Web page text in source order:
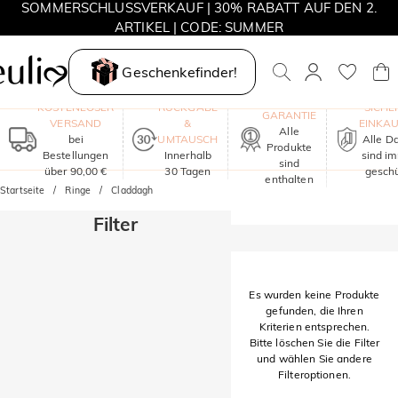
SOMMERSCHLUSSVERKAUF | 30% RABATT AUF DEN 2.
ARTIKEL | CODE: SUMMER
MOVE MY WAY | 3 KAUFEN, HALSKETTE GRATIS
Geschenkefinder!
KOSTENLOSER
VERSAND
bei
Bestellungen
über 90,00 €
RÜCKGABE
&
UMTAUSCH
Innerhalb
30 Tagen
GARANTIE
Alle
Produkte
sind
enthalten
Alle
sind
Startseite Ringe Claddagh
Filter
Es wurden keine Produkte
gefunden, die Ihren
Kriterien entsprechen.
Bitte löschen Sie die Filter
und wählen Sie andere
Filteroptionen.